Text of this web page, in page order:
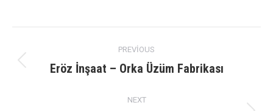
navigation
PREVIOUS
Previous
Eröz İnşaat – Orka Üzüm Fabrikası
NEXT